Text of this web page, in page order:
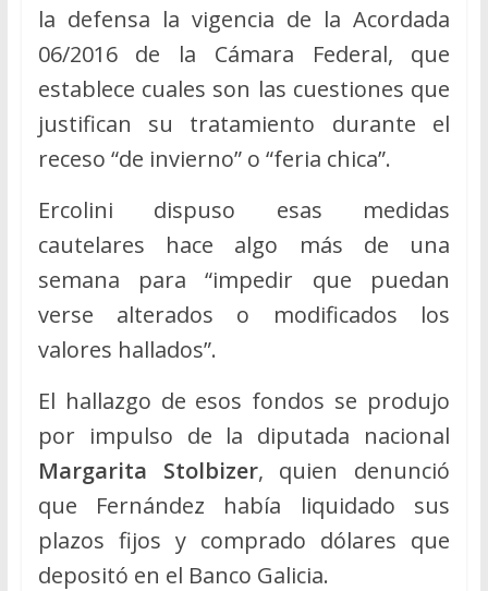
la defensa la vigencia de la Acordada
06/2016 de la Cámara Federal, que
establece cuales son las cuestiones que
justifican su tratamiento durante el
receso “de invierno” o “feria chica”.
Ercolini dispuso esas medidas
cautelares hace algo más de una
semana para “impedir que puedan
verse alterados o modificados los
valores hallados”.
El hallazgo de esos fondos se produjo
por impulso de la diputada nacional
Margarita Stolbizer, quien denunció
que Fernández había liquidado sus
plazos fijos y comprado dólares que
depositó en el Banco Galicia.